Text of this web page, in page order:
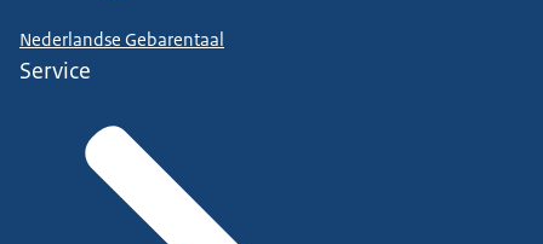
Nederlandse Gebarentaal
Service